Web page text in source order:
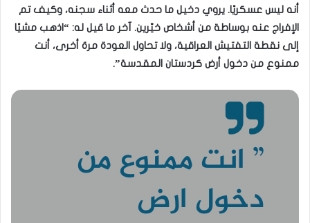
أنه ليس عسكريًا. يروي دخيل ما حدث معه أثناء سجنه، وكيف تم
الإفراج عنه بوساطة من أشخاص خيّرين. آخر ما قيل له: “اذهب مشيًا
إلى نقطة التفتيش العراقية، ولا تحاول العودة مرة أخرى، أنت
ممنوع من دخول أرض كردستان المقدسة”.
” انت ممنوع من
دخول ارض